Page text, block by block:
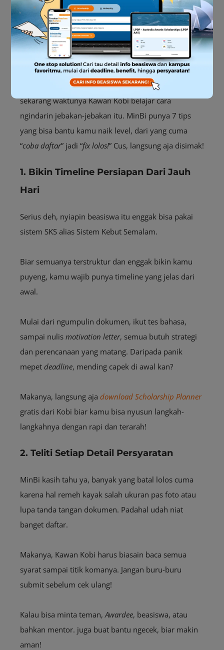
Cuma Paham Aja Enggak Cukup!
Lakukan Ini Agar Bisa Tembus ke
Scholarship
Setelah tahu apa aja yang bisa bikin kamu gagal,
sekarang waktunya Kawan Kobi belajar cara
ngindarin jebakan-jebakan itu. MinBi punya 7 tips
yang bisa bantu kamu naik level, dari yang cuma
“coba daftar” jadi “fix lolos!” Cus, langsung aja disimak!
1. Bikin Timeline Persiapan Dari Jauh
Hari
Serius deh, nyiapin beasiswa itu enggak bisa pakai
sistem SKS alias Sistem Kebut Semalam.
Biar semuanya terstruktur dan enggak bikin kamu
puyeng, kamu wajib punya timeline yang jelas dari
awal.
Mulai dari ngumpulin dokumen, ikut tes bahasa,
sampai nulis motivation letter, semua butuh strategi
dan perencanaan yang matang. Daripada panik
mepet deadline, mending capek di awal kan?
Makanya, langsung aja download Scholarship Planner
gratis dari Kobi biar kamu bisa nyusun langkah-
langkahnya dengan rapi dan terarah!
2. Teliti Setiap Detail Persyaratan
MinBi kasih tahu ya, banyak yang batal lolos cuma
karena hal remeh kayak salah ukuran pas foto atau
lupa tanda tangan dokumen. Padahal udah niat
banget daftar.
Makanya, Kawan Kobi harus biasain baca semua
syarat sampai titik komanya. Jangan buru-buru
submit sebelum cek ulang!
Kalau bisa minta teman,Awardee, beasiswa, atau
bahkan mentor. juga buat bantu ngecek, biar makin
aman!